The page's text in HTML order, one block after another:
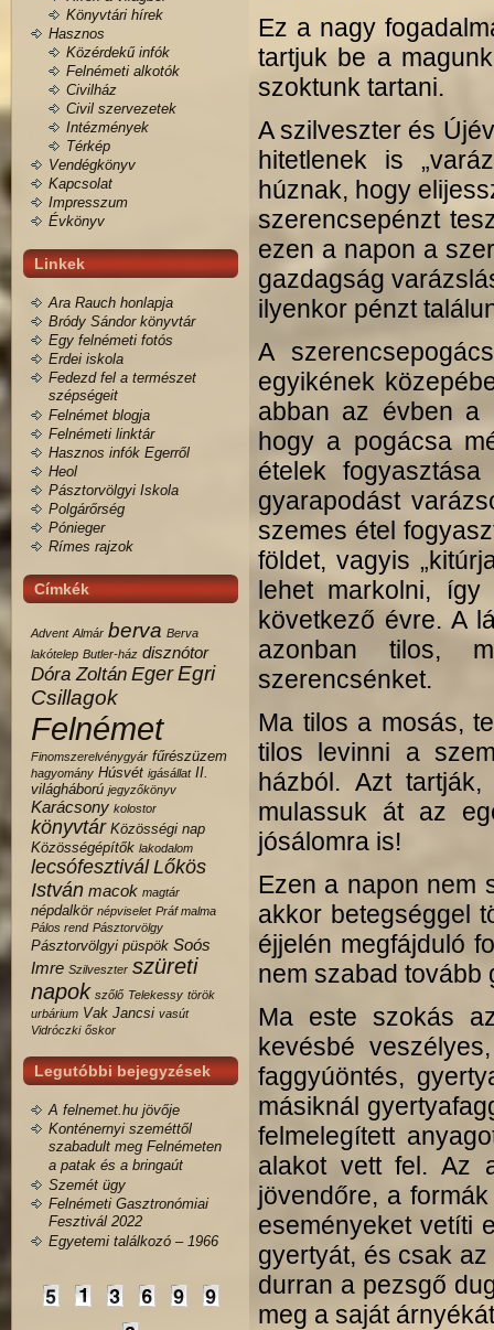
Könyvtári hírek
Hasznos
Közérdekű infók
Felnémeti alkotók
Civilház
Civil szervezetek
Intézmények
Térkép
Vendégkönyv
Kapcsolat
Impresszum
Évkönyv
Linkek
Ara Rauch honlapja
Bródy Sándor könyvtár
Egy felnémeti fotós
Erdei iskola
Fedezd fel a természet
szépségeit
Felnémet blogja
Felnémeti linktár
Hasznos infók Egerről
Heol
Pásztorvölgyi Iskola
Polgárőrség
Pónieger
Rímes rajzok
Címkék
Advent Almár berva Berva
lakótelep Butler-ház disznótor
Dóra Zoltán Eger Egri
Csillagok
Felnémet
Finomszerelvénygyár fűrészüzem
hagyomány Húsvét igásállat II.
világháború jegyzőkönyv
Karácsony kolostor
könyvtár Közösségi nap
Közösségépítők lakodalom
lecsófesztivál Lőkös
István macok magtár
népdalkör népviselet Práf malma
Pálos rend Pásztorvölgy
Pásztorvölgyi püspök Soós
Imre Szilveszter szüreti
napok szőlő Telekessy török
urbárium Vak Jancsi vasút
Vidróczki őskor
Legutóbbi bejegyzések
A felnemet.hu jövője
Konténernyi szeméttől
szabadult meg Felnémeten
a patak és a bringaút
Szemét ügy
Felnémeti Gasztronómiai
Fesztivál 2022
Egyetemi találkozó – 1966
Ez a nagy
tartjuk be a
szoktunk tartani.
A szilveszter és
hitetlenek is
húznak, hogy
szerencsepénzt
ezen a napon a
gazdagság
ilyenkor pénzt
A
egyikének
abban az évben a
hogy a pogácsa
ételek
gyarapodást
szemes étel
földet, vagyis
lehet markolni, így
következő évre. A
azonban tilos,
szerencsénket.
Ma tilos a mosás,
tilos levinni a
házból. Azt
mulassuk át az
jósálomra is!
Ezen a napon nem
akkor betegséggel
éjjelén megfájduló
nem szabad tovább
Ma este szokás
kevésbé
faggyúöntés,
másiknál
felmelegített
alakot vett fel. Az
jövendőre, a
eseményeket vetíti
gyertyát, és csak
durran a pezsgő
meg a saját